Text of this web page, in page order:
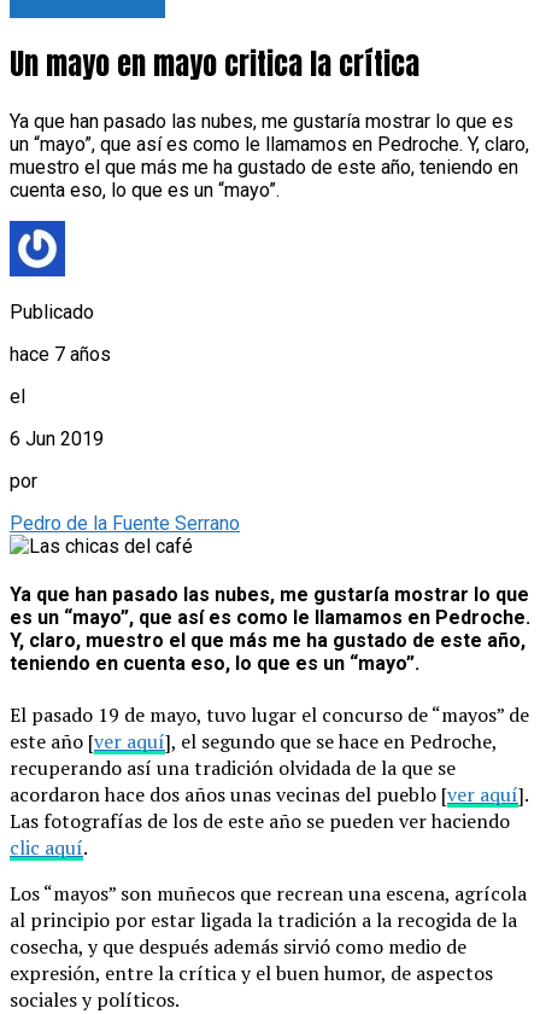
Un mayo en mayo critica la crítica
Ya que han pasado las nubes, me gustaría mostrar lo que es
un “mayo”, que así es como le llamamos en Pedroche. Y, claro,
muestro el que más me ha gustado de este año, teniendo en
cuenta eso, lo que es un “mayo”.
Publicado
hace 7 años
el
6 Jun 2019
por
Pedro de la Fuente Serrano
Ya que han pasado las nubes, me gustaría mostrar lo que
es un “mayo”, que así es como le llamamos en Pedroche.
Y, claro, muestro el que más me ha gustado de este año,
teniendo en cuenta eso, lo que es un “mayo”.
El pasado 19 de mayo, tuvo lugar el concurso de “mayos” de
este año [ver aquí], el segundo que se hace en Pedroche,
recuperando así una tradición olvidada de la que se
acordaron hace dos años unas vecinas del pueblo [ver aquí].
Las fotografías de los de este año se pueden ver haciendo
clic aquí.
Los “mayos” son muñecos que recrean una escena, agrícola
al principio por estar ligada la tradición a la recogida de la
cosecha, y que después además sirvió como medio de
expresión, entre la crítica y el buen humor, de aspectos
sociales y políticos.